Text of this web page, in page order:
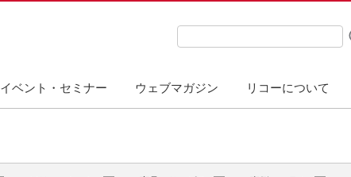
イベント・セミナー ウェブマガジン リコーについて
検索キーワード入力